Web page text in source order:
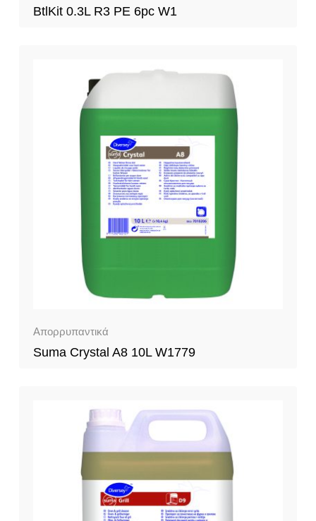
BtlKit 0.3L R3 PE 6pc W1
Απορρυπαντικά
Suma Crystal A8 10L W1779